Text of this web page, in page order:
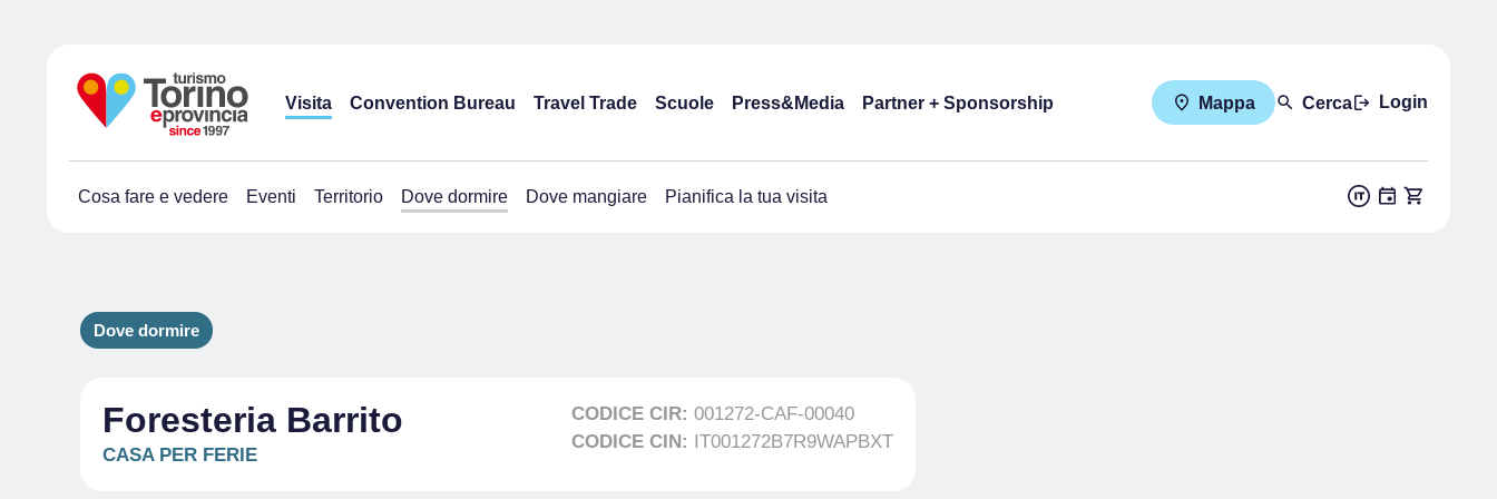
Visita Convention Bureau Travel Trade Scuole Press&Media Partner + Sponsorship Mappa Cerca Login
Cosa fare e vedere Eventi Territorio Dove dormire Dove mangiare Pianifica la tua visita
Dove dormire
Foresteria Barrito
CASA PER FERIE
CODICE CIR: 001272-CAF-00040
CODICE CIN: IT001272B7R9WAPBXT